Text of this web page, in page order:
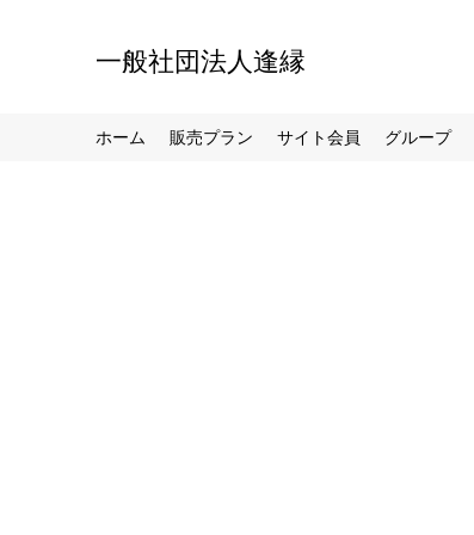
一般社団法人逢縁
ホーム 販売プラン サイト会員 グループ